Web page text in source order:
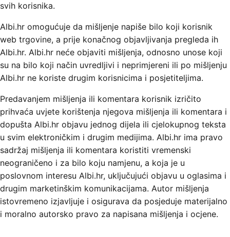
svih korisnika.
Albi.hr omogućuje da mišljenje napiše bilo koji korisnik
web trgovine, a prije konačnog objavljivanja pregleda ih
Albi.hr. Albi.hr neće objaviti mišljenja, odnosno unose koji
su na bilo koji način uvredljivi i neprimjereni ili po mišljenju
Albi.hr ne koriste drugim korisnicima i posjetiteljima.
Predavanjem mišljenja ili komentara korisnik izričito
prihvaća uvjete korištenja njegova mišljenja ili komentara i
dopušta Albi.hr objavu jednog dijela ili cjelokupnog teksta
u svim elektroničkim i drugim medijima. Albi.hr ima pravo
sadržaj mišljenja ili komentara koristiti vremenski
neograničeno i za bilo koju namjenu, a koja je u
poslovnom interesu Albi.hr, uključujući objavu u oglasima i
drugim marketinškim komunikacijama. Autor mišljenja
istovremeno izjavljuje i osigurava da posjeduje materijalno
i moralno autorsko pravo za napisana mišljenja i ocjene.